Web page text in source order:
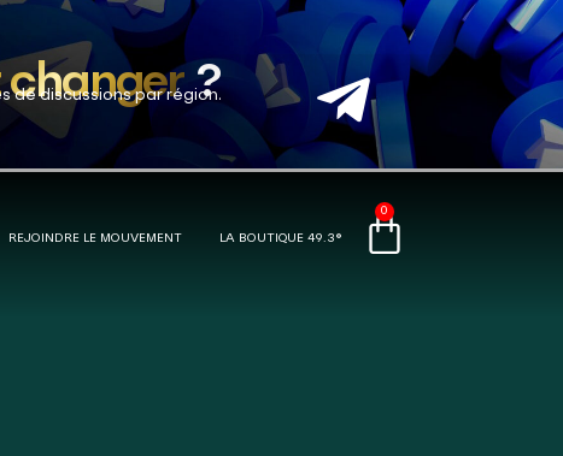
?
de discussions par région.
REJOINDRE LE MOUVEMENT LA BOUTIQUE 49.3®
0